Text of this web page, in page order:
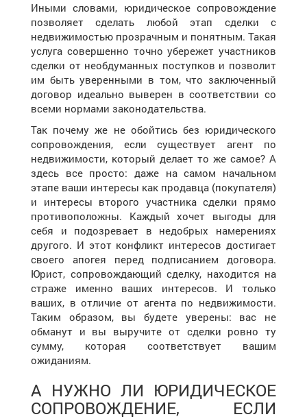
Иными словами, юридическое сопровождение
позволяет сделать любой этап сделки с
недвижимостью прозрачным и понятным. Такая
услуга совершенно точно убережет участников
сделки от необдуманных поступков и позволит
им быть уверенными в том, что заключенный
договор идеально выверен в соответствии со
всеми нормами законодательства.
Так почему же не обойтись без юридического
сопровождения, если существует агент по
недвижимости, который делает то же самое? А
здесь все просто: даже на самом начальном
этапе ваши интересы как продавца (покупателя)
и интересы второго участника сделки прямо
противоположны. Каждый хочет выгоды для
себя и подозревает в недобрых намерениях
другого. И этот конфликт интересов достигает
своего апогея перед подписанием договора.
Юрист, сопровождающий сделку, находится на
страже именно ваших интересов. И только
ваших, в отличие от агента по недвижимости.
Таким образом, вы будете уверены: вас не
обманут и вы выручите от сделки ровно ту
сумму, которая соответствует вашим
ожиданиям.
А НУЖНО ЛИ ЮРИДИЧЕСКОЕ
СОПРОВОЖДЕНИЕ, ЕСЛИ